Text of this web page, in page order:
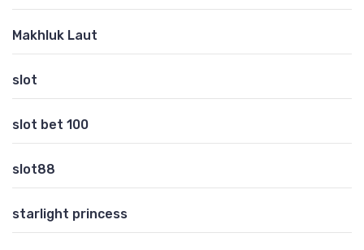
Makhluk Laut
slot
slot bet 100
slot88
starlight princess